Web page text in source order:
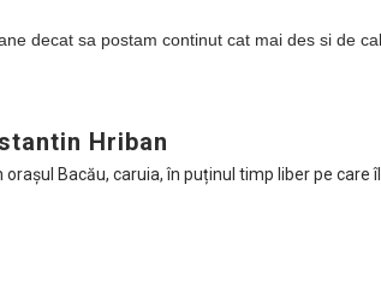
decat sa postam continut cat mai des si de
Hriban
orașul Bacău, caruia, în puținul timp liber pe care